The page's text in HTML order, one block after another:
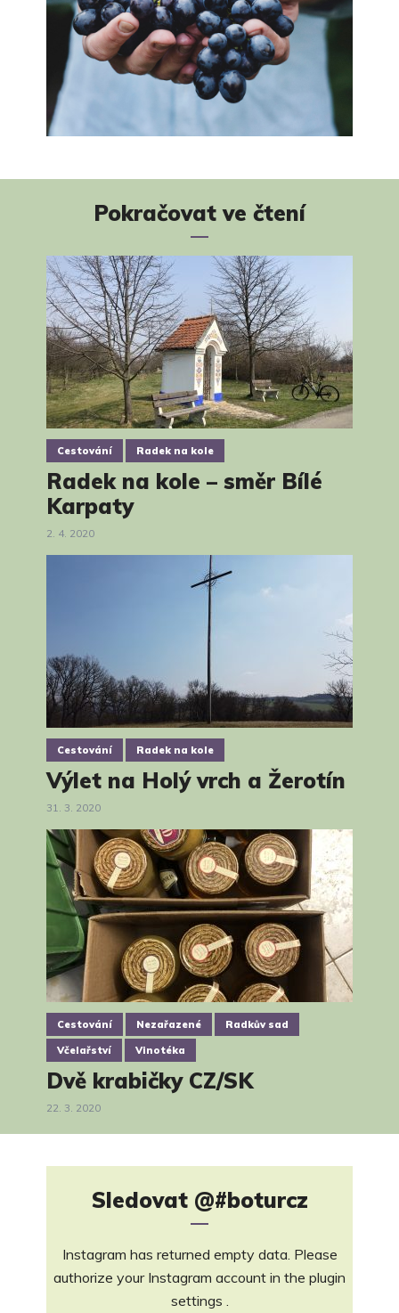
Pokračovat ve čtení
Cestování Radek na kole
Radek na kole – směr Bílé
Karpaty
2. 4. 2020
Cestování Radek na kole
Výlet na Holý vrch a Žerotín
31. 3. 2020
Cestování Nezařazené Radkův sad
Včelařství Vinotéka
Dvě krabičky CZ/SK
22. 3. 2020
Sledovat @#boturcz
Instagram has returned empty data. Please
authorize your Instagram account in the plugin
settings